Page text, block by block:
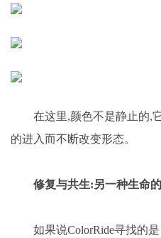
在这里,颜色不是静止的,
的进入而不断改变形态。
修复与共生:另一种生命
如果说ColorRide寻找的